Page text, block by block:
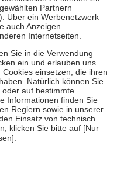
zehn Euro je
ihre eigene Gesundheit zu
Familie zu unterstützen,
18. Lebensjahr
die von der
um echte Bewertungen